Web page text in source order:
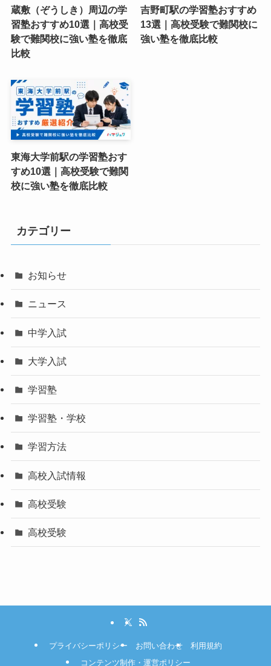
蔵敷（ぞうしき）周辺の学
習塾おすすめ10選｜高校受
験で難関校に強い塾を徹底
比較
吉野町駅の学習塾おすすめ
13選｜高校受験で難関校に
強い塾を徹底比較
東海大学前駅の学習塾おす
すめ10選｜高校受験で難関
校に強い塾を徹底比較
カテゴリー
お知らせ
ニュース
中学入試
大学入試
学習塾
学習塾・学校
学習方法
高校入試情報
高校受験
高校受験
プライバシーポリシー お問い合わせ
利用規約
コンテンツ制作・運営ポリシー